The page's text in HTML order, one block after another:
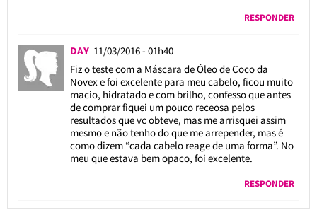
RESPONDER
DAY 11/03/2016 - 01h40
Fiz o teste com a Máscara de Óleo de Coco da
Novex e foi excelente para meu cabelo, ficou muito
macio, hidratado e com brilho, confesso que antes
de comprar fiquei um pouco receosa pelos
resultados que vc obteve, mas me arrisquei assim
mesmo e não tenho do que me arrepender, mas é
como dizem “cada cabelo reage de uma forma”. No
meu que estava bem opaco, foi excelente.
RESPONDER